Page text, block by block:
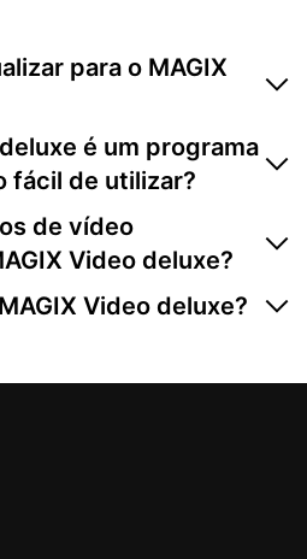
para o MAGIX
no site da MAGIX. Basta
na caixa de compras e
é um programa
fácil de utilizar?
é um dos programas de
de usar disponíveis no
principiantes, graças à sua
de arrastar e soltar
de vídeo
Video deluxe?
todos os formatos
MOV, entre outros.
Video deluxe?